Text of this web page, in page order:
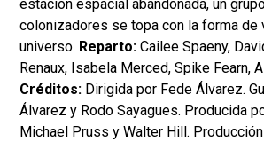
estación espacial abandonada, un
colonizadores se topa con la forma de
universo. Reparto: Cailee Spaeny,
Renaux, Isabela Merced, Spike Fearn,
Créditos: Dirigida por Fede Álvarez.
Álvarez y Rodo Sayagues. Producida
Michael Pruss y Walter Hill.